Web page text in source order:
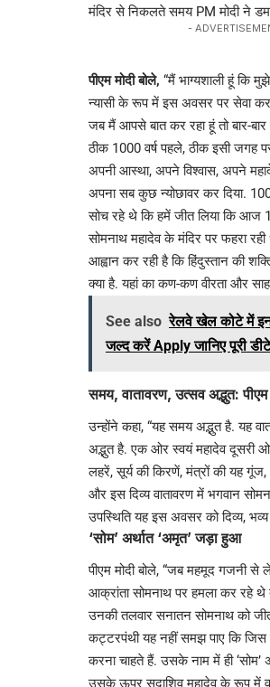
मंदिर से निकलते समय PM मोदी ने
-
पीएम मोदी बोले, “मैं भाग्यशाली हूं कि
न्यासी के रूप में इस अवसर पर सेवा
जब मैं आपसे बात कर रहा हूं तो बार-
ठीक 1000 वर्ष पहले, ठीक इसी जगह पर
अपनी आस्था, अपने विश्वास, अपने
अपना सब कुछ न्योछावर कर दिया.
सोच रहे थे कि हमें जीत लिया कि आज
सोमनाथ महादेव के मंदिर पर फहरा रही
आह्वान कर रही है कि हिंदुस्तान की
क्या है. यहां का कण-कण वीरता और
See also रेलवे खेल कोटे में इन
जल्द करें Apply जानिए पूरी
समय, वातावरण, उत्सव अद्भुत: पीएम
उन्होंने कहा, “यह समय अद्भुत है. यह
अद्भुत है. एक ओर स्वयं महादेव दूसरी
लहरें, सूर्य की किरणें, मंत्रों की यह
और इस दिव्य वातावरण में भगवान
उपस्थिति यह इस अवसर को दिव्य, भव्य
‘सोम’ अर्थात ‘अमृत’ जड़ा हुआ
पीएम मोदी बोले, “जब महमूद गजनी
आक्रांता सोमनाथ पर हमला कर रहे थे
उनकी तलवार सनातन सोमनाथ को
कट्टरपंथी यह नहीं समझ पाए कि जिस
करना चाहते हैं. उसके नाम में ही ‘सोम’
उसके ऊपर सदाशिव महादेव के रूप में